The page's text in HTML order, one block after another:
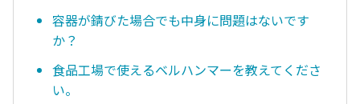
容器が錆びた場合でも中身に問題はないです
か？
食品工場で使えるベルハンマーを教えてくださ
い。